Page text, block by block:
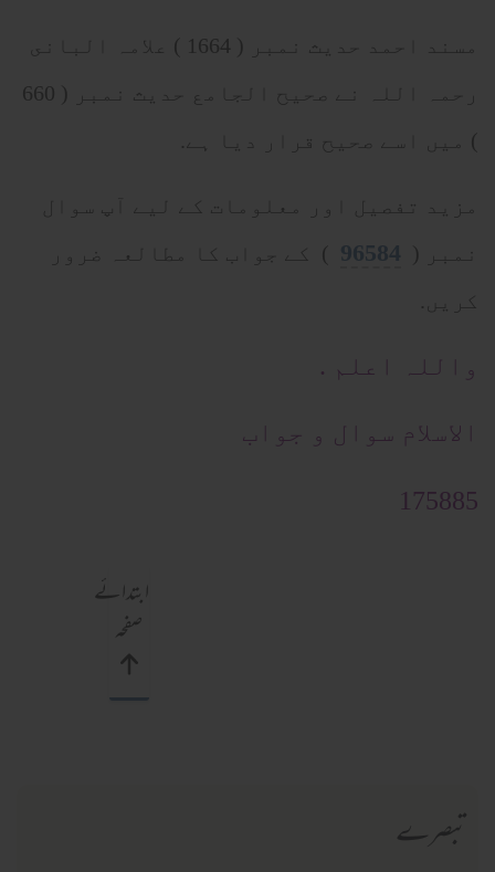
مسند احمد حديث نمبر ( 1664 ) علامہ البانى
رحمہ اللہ نے صحيح الجامع حديث نمبر ( 660
) ميں اسے صحيح قرار ديا ہے.
مزيد تفصيل اور معلومات كے ليے آپ سوال
نمبر (
96584
) كے جواب كا مطالعہ ضرور
كريں.
واللہ اعلم .
الاسلام سوال و جواب
175885
ابتدائے
صفحہ
تبصرے